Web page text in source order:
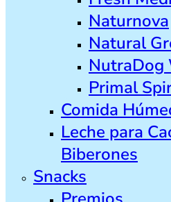
Naturnova
Natural
NutraDog
Primal
Comida
Leche para
Biberones
Snacks